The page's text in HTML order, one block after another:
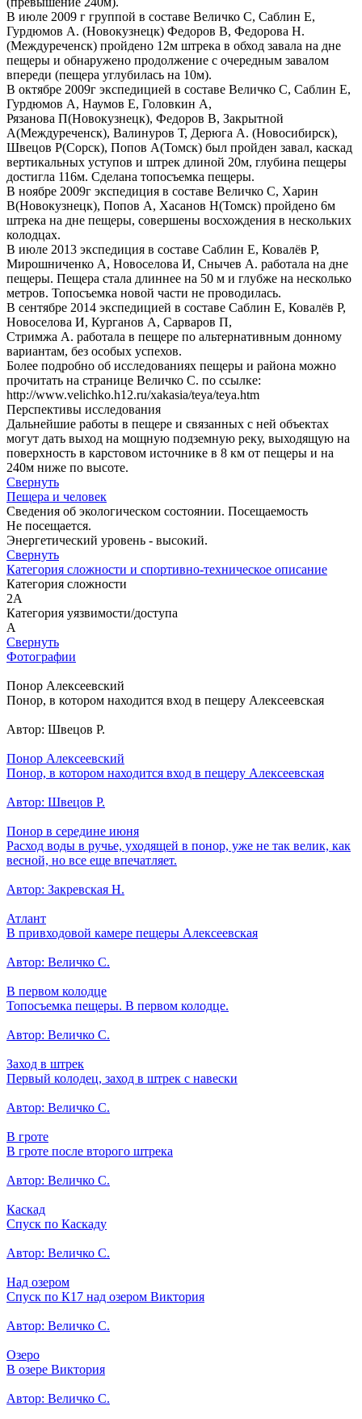
В июле 2009 г группой в составе Величко С, Саблин Е,
Гурдюмов А. (Новокузнецк) Федоров В, Федорова Н.
(Междуреченск) пройдено 12м штрека в обход завала на дне
пещеры и обнаружено продолжение с очередным завалом
впереди (пещера углубилась на 10м).
В октябре 2009г экспедицией в составе Величко С, Саблин Е,
Гурдюмов А, Наумов Е, Головкин А,
Рязанова П(Новокузнецк), Федоров В, Закрытной
А(Междуреченск), Валинуров Т, Дерюга А. (Новосибирск),
Швецов Р(Сорск), Попов А(Томск) был пройден завал, каскад
вертикальных уступов и штрек длиной 20м, глубина пещеры
достигла 116м. Сделана топосъемка пещеры.
В ноябре 2009г экспедиция в составе Величко С, Харин
В(Новокузнецк), Попов А, Хасанов Н(Томск) пройдено 6м
штрека на дне пещеры, совершены восхождения в нескольких
колодцах.
В июле 2013 экспедиция в составе Саблин Е, Ковалёв Р,
Мирошниченко А, Новоселова И, Снычев А. работала на дне
пещеры. Пещера стала длиннее на 50 м и глубже на несколько
метров. Топосъемка новой части не проводилась.
В сентябре 2014 экспедицией в составе Саблин Е, Ковалёв Р,
Новоселова И, Курганов А, Сарваров П,
Стримжа А. работала в пещере по альтернативным донному
вариантам, без особых успехов.
Более подробно об исследованиях пещеры и района можно
прочитать на странице Величко С. по ссылке:
http://www.velichko.h12.ru/xakasia/teya/teya.htm
Перспективы исследования
Дальнейшие работы в пещере и связанных с ней объектах
могут дать выход на мощную подземную реку, выходящую на
поверхность в карстовом источнике в 8 км от пещеры и на
240м ниже по высоте.
Свернуть
Пещера и человек
Сведения об экологическом состоянии. Посещаемость
Не посещается.
Энергетический уровень - высокий.
Свернуть
Категория сложности и спортивно-техническое описание
Категория сложности
2А
Категория уязвимости/доступа
A
Свернуть
Фотографии
Понор Алексеевский
Понор, в котором находится вход в пещеру Алексеевская
Автор: Швецов Р.
Понор Алексеевский
Понор, в котором находится вход в пещеру Алексеевская
Автор: Швецов Р.
Понор в середине июня
Расход воды в ручье, уходящей в понор, уже не так велик, как
весной, но все еще впечатляет.
Автор: Закревская Н.
Атлант
В привходовой камере пещеры Алексеевская
Автор: Величко С.
В первом колодце
Топосъемка пещеры. В первом колодце.
Автор: Величко С.
Заход в штрек
Первый колодец, заход в штрек с навески
Автор: Величко С.
В гроте
В гроте после второго штрека
Автор: Величко С.
Каскад
Спуск по Каскаду
Автор: Величко С.
Над озером
Спуск по К17 над озером Виктория
Автор: Величко С.
Озеро
В озере Виктория
Автор: Величко С.